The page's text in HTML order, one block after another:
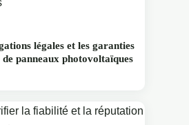
légales et les garanties
panneaux photovoltaïques